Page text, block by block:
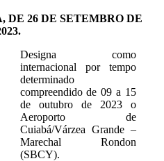
DE 26 DE SETEMBRO DE
Designa como
internacional por tempo
determinado
compreendido de 09 a 15
de outubro de 2023 o
Aeroporto de
Cuiabá/Várzea Grande –
Marechal Rondon
(SBCY).